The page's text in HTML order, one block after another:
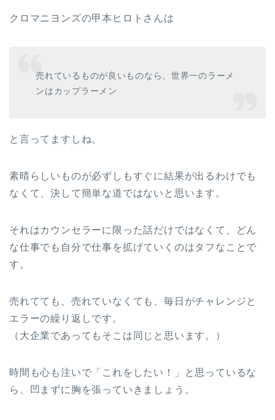
クロマニヨンズの甲本ヒロトさんは
売れているものが良いものなら、世界一のラーメ
ンはカップラーメン
と言ってますしね。
素晴らしいものが必ずしもすぐに結果が出るわけでも
なくて、決して簡単な道ではないと思います。
それはカウンセラーに限った話だけではなくて、どん
な仕事でも自分で仕事を拡げていくのはタフなことで
す。
売れてても、売れていなくても、毎日がチャレンジと
エラーの繰り返しです。
（大企業であってもそこは同じと思います。）
時間も心も注いで「これをしたい！」と思っているな
ら、凹まずに胸を張っていきましょう。